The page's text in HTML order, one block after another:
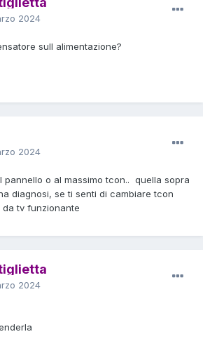
2024
sull alimentazione?
2024
pannello o al massimo tcon.. quella sopra
diagnosi, se ti senti di cambiare tcon
tv funzionante
2024